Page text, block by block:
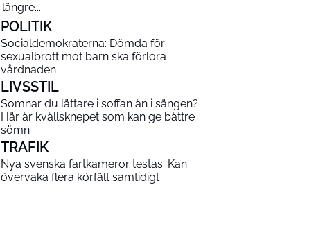
längre....
POLITIK
Socialdemokraterna: Dömda för
sexualbrott mot barn ska förlora
vårdnaden
LIVSSTIL
Somnar du lättare i soffan än i sängen?
Här är kvällsknepet som kan ge bättre
sömn
TRAFIK
Nya svenska fartkameror testas: Kan
övervaka flera körfält samtidigt